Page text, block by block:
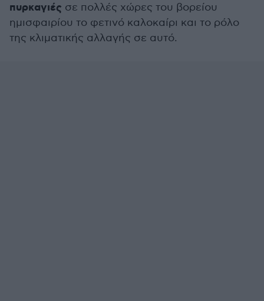
πυρκαγιές σε πολλές χώρες του βορείου
ημισφαιρίου το φετινό καλοκαίρι και το ρόλο
της κλιματικής αλλαγής σε αυτό.